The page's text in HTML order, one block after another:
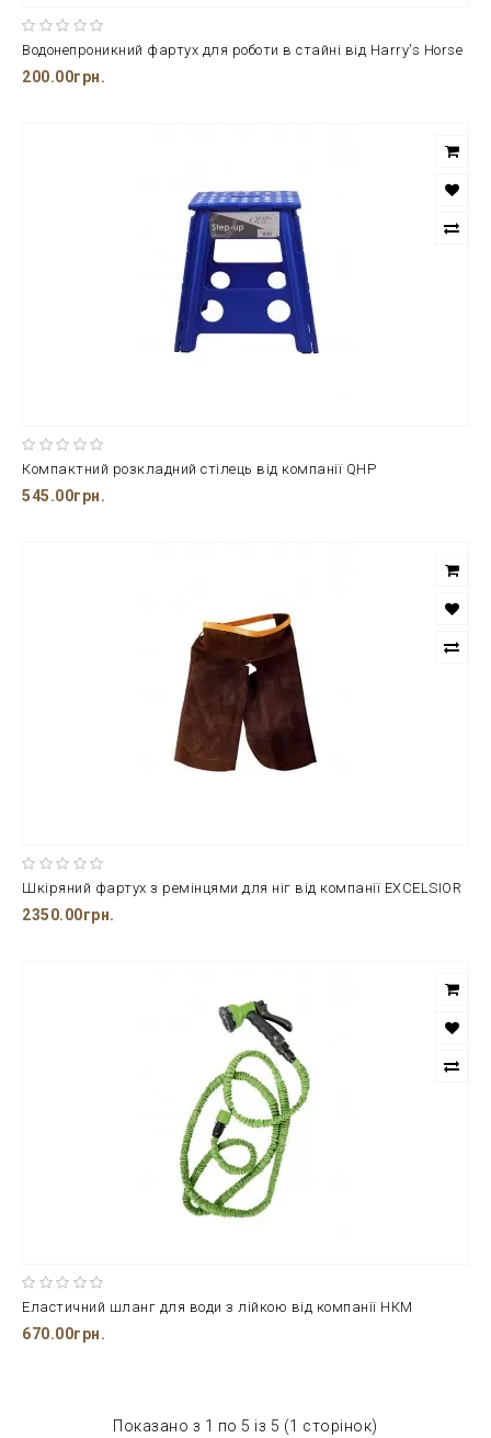
Водонепроникний фартух для роботи в стайні від Harry's Horse
200.00грн.
Компактний розкладний стілець від компанії QHP
545.00грн.
Шкіряний фартух з ремінцями для ніг від компанії EXCELSIOR
2350.00грн.
Еластичний шланг для води з лійкою від компанії НКМ
670.00грн.
Показано з 1 по 5 із 5 (1 сторінок)